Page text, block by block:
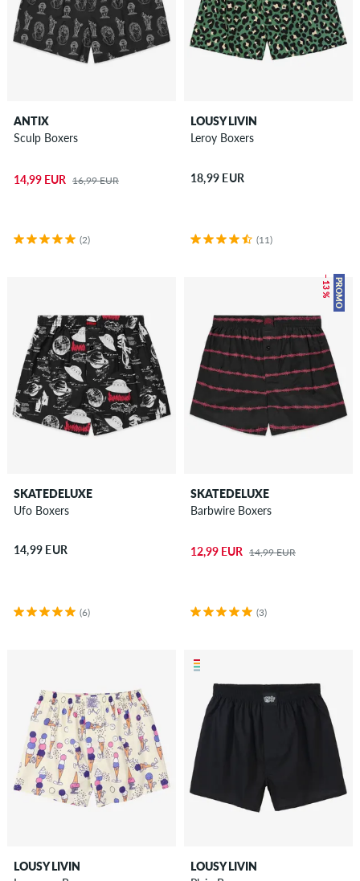
ANTIX
Sculp Boxers
14,99 EUR 16,99 EUR
(2)
LOUSY LIVIN
Leroy Boxers
18,99 EUR
(11)
SKATEDELUXE
Ufo Boxers
14,99 EUR
(6)
PROMO
– 13 %
SKATEDELUXE
Barbwire Boxers
12,99 EUR 14,99 EUR
(3)
LOUSY LIVIN
LOUSY LIVIN